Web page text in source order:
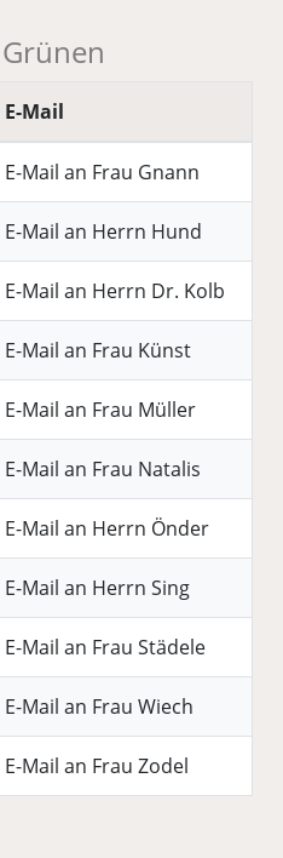
E-Mail
E-Mail an Frau Gnann
E-Mail an Herrn Hund
E-Mail an Herrn Dr. Kolb
E-Mail an Frau Künst
E-Mail an Frau Müller
E-Mail an Frau Natalis
E-Mail an Herrn Önder
E-Mail an Herrn Sing
E-Mail an Frau Städele
E-Mail an Frau Wiech
E-Mail an Frau Zodel